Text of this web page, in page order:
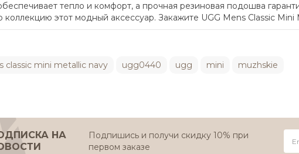
тепло и комфорт, а прочная резиновая подошва
коллекцию этот модный аксессуар. Закажите UGG Mens Classic
classic mini metallic navy ugg0440 ugg mini muzhskie
НА
Подпишись и получи скидку 10% при
первом заказе